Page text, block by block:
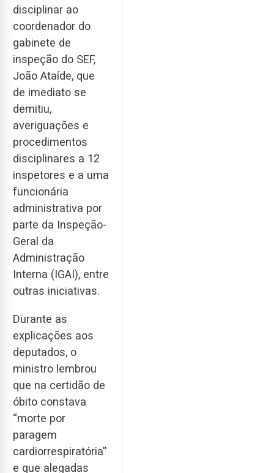
disciplinar ao
coordenador do
gabinete de
inspeção do SEF,
João Ataíde, que
de imediato se
demitiu,
averiguações e
procedimentos
disciplinares a 12
inspetores e a uma
funcionária
administrativa por
parte da Inspeção-
Geral da
Administração
Interna (IGAI), entre
outras iniciativas.
Durante as
explicações aos
deputados, o
ministro lembrou
que na certidão de
óbito constava
“morte por
paragem
cardiorrespiratória”
e que alegadas